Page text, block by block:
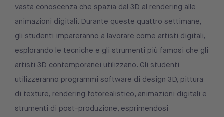
vasta conoscenza che spazia dal 3D al rendering alle
animazioni digitali. Durante queste quattro settimane,
gli studenti impareranno a lavorare come artisti digitali,
esplorando le tecniche e gli strumenti più famosi che gli
artisti 3D contemporanei utilizzano. Gli studenti
utilizzeranno programmi software di design 3D, pittura
di texture, rendering fotorealistico, animazioni digitali e
strumenti di post-produzione, esprimendosi